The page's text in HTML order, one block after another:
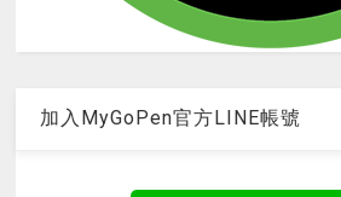
加入MyGoPen官方LINE帳號